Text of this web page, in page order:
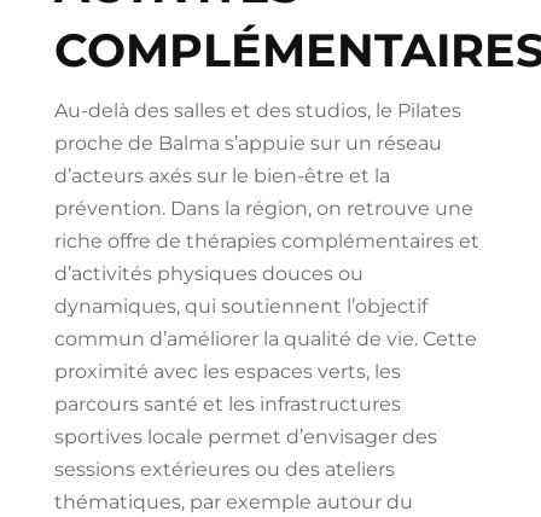
Au-delà des salles et des studios, le Pilates
proche de Balma s’appuie sur un réseau
d’acteurs axés sur le bien-être et la
prévention. Dans la région, on retrouve une
riche offre de thérapies complémentaires et
d’activités physiques douces ou
dynamiques, qui soutiennent l’objectif
commun d’améliorer la qualité de vie. Cette
proximité avec les espaces verts, les
parcours santé et les infrastructures
sportives locale permet d’envisager des
sessions extérieures ou des ateliers
thématiques, par exemple autour du